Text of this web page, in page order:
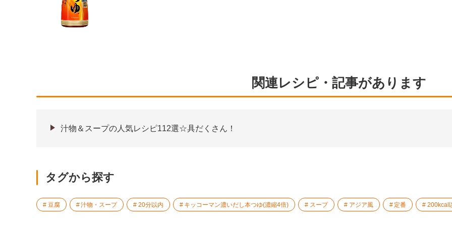
関連レシピ・記事があります
汁物＆スープの人気レシピ112選☆具だくさん！
タグから探す
豆腐 汁物・スープ 20分以内 キッコーマン濃いだし本つゆ(濃縮4倍) スープ アジア風 定番 200kcal